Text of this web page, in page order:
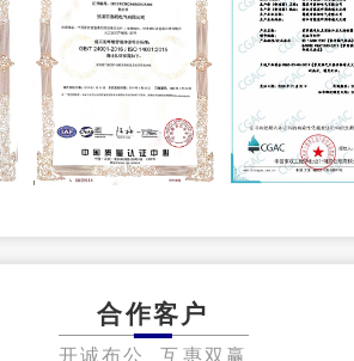
合作客户
开诚布公 互惠双赢